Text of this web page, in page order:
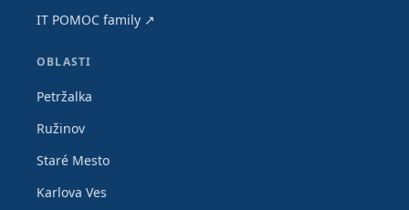
IT POMOC family ↗
OBLASTI
Petržalka
Ružinov
Staré Mesto
Karlova Ves